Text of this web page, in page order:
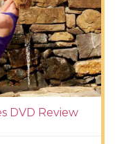
DVD Review